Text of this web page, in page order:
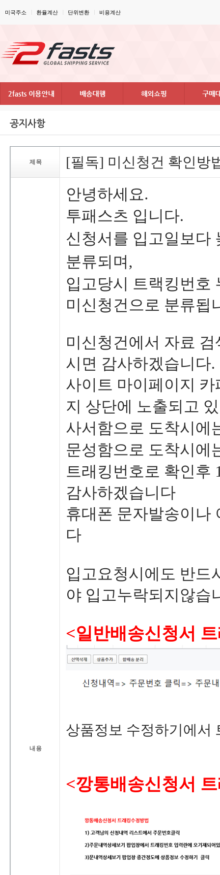
미국주소 환율계산 단위변환 비용계산
공지사항
제목 [필독]미신청건확인방
내용
안녕하세요.
투패스츠입니다.
신청서를입고일보다
분류되며,
입고당시트랙킹번
미신청건으로분류됩
미신청건에서자료
시면감사하겠습니다.
사이트마이페이지
지상단에노출되고
사서함으로도착시
문성함으로도착시
트래킹번호로확인
감사하겠습니다
휴대폰문자발송이
다
입고요청시에도반
야입고누락되지않습
<일반배송신청서
상품정보수정하기에서
<깡통배송신청서